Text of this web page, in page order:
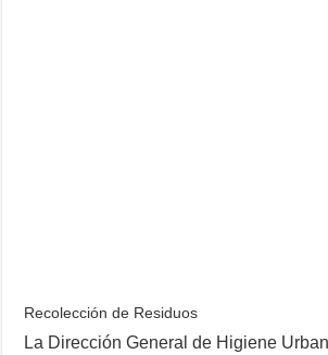
Recolección de Residuos
La Dirección General de Higiene